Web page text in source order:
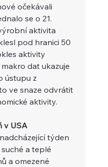
očekávali
se o 21.
aktivita
pod hranici 50
aktivity
dat ukazuje
ústupu z
ve snaze odvrátit
aktivity.
v USA
týden
a teplé
a omezené